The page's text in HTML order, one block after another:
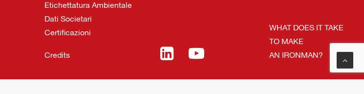
Etichettatura Ambientale
Dati Societari
Certificazioni
Credits
WHAT DOES IT TAKE
TO MAKE
AN IRONMAN?